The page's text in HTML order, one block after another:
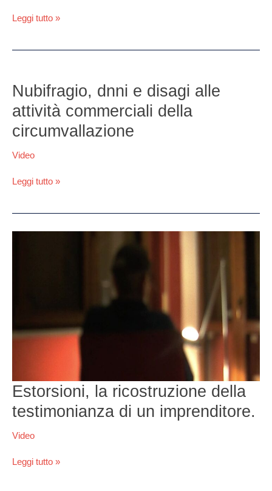
città
Leggi tutto »
Nubifragio, dnni e disagi alle
attività commerciali della
circumvallazione
Video
dnni
e
disagi
alle
attività
commerciali
circumvallazione
Leggi tutto »
Estorsioni, la ricostruzione della
testimonianza di un imprenditore.
Video
Leggi tutto »